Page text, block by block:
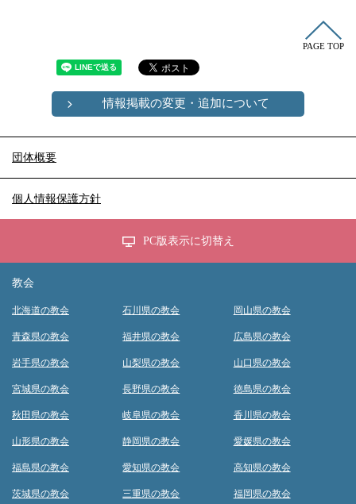
PAGE TOP
情報掲載の変更・追加について
団体概要
個人情報保護方針
PC版表示に切替え
教会
北海道の教会
青森県の教会
岩手県の教会
宮城県の教会
秋田県の教会
山形県の教会
福島県の教会
茨城県の教会
石川県の教会
福井県の教会
山梨県の教会
長野県の教会
岐阜県の教会
静岡県の教会
愛知県の教会
三重県の教会
岡山県の教会
広島県の教会
山口県の教会
徳島県の教会
香川県の教会
愛媛県の教会
高知県の教会
福岡県の教会